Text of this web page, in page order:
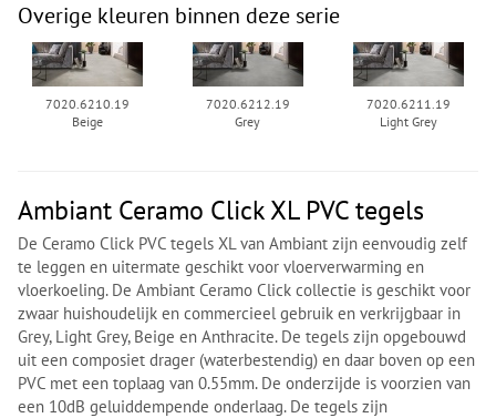
Overige kleuren binnen deze serie
7020.6210.19
Beige
7020.6212.19
Grey
7020.6211.19
Light Grey
Ambiant Ceramo Click XL PVC tegels
De Ceramo Click PVC tegels XL van Ambiant zijn eenvoudig zelf
te leggen en uitermate geschikt voor vloerverwarming en
vloerkoeling. De Ambiant Ceramo Click collectie is geschikt voor
zwaar huishoudelijk en commercieel gebruik en verkrijgbaar in
Grey, Light Grey, Beige en Anthracite. De tegels zijn opgebouwd
uit een composiet drager (waterbestendig) en daar boven op een
PVC met een toplaag van 0.55mm. De onderzijde is voorzien van
een 10dB geluiddempende onderlaag. De tegels zijn